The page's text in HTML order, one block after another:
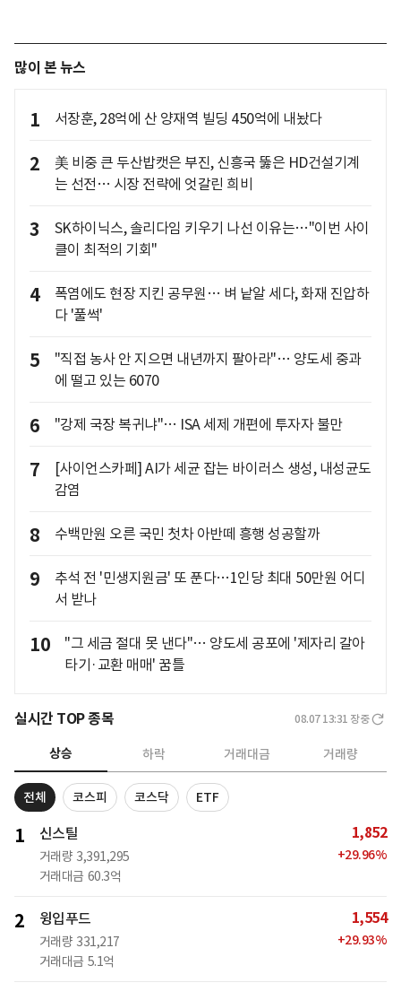
많이 본 뉴스
1 서장훈, 28억에 산 양재역 빌딩 450억에 내놨다
2
美 비중 큰 두산밥캣은 부진, 신흥국 뚫은 HD건설기계
는 선전… 시장 전략에 엇갈린 희비
3
SK하이닉스, 솔리다임 키우기 나선 이유는…"이번 사이
클이 최적의 기회"
4
폭염에도 현장 지킨 공무원… 벼 낱알 세다, 화재 진압하
다 '풀썩'
5
"직접 농사 안 지으면 내년까지 팔아라"… 양도세 중과
에 떨고 있는 6070
6 "강제 국장 복귀냐"… ISA 세제 개편에 투자자 불만
7
[사이언스카페] AI가 세균 잡는 바이러스 생성, 내성균도
감염
8 수백만원 오른 국민 첫차 아반떼 흥행 성공할까
9
추석 전 '민생지원금' 또 푼다…1인당 최대 50만원 어디
서 받나
10
"그 세금 절대 못 낸다"… 양도세 공포에 '제자리 갈아
타기·교환 매매' 꿈틀
실시간 TOP 종목 08.07 13:31 장중
상승 하락 거래대금 거래량
전체 코스피 코스닥 ETF
1 신스틸
거래량 3,391,295
거래대금 60.3억
1,852
+29.96%
2 윙입푸드
거래량 331,217
거래대금 5.1억
1,554
+29.93%